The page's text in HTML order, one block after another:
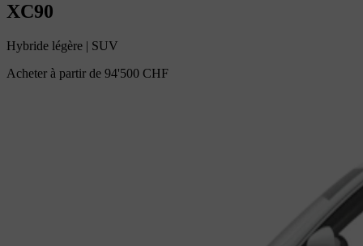
XC90
Hybride légère | SUV
Acheter à partir de 94'500 CHF